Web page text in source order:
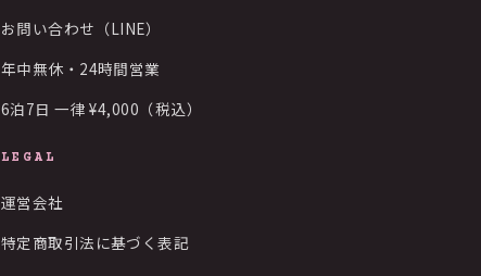
お問い合わせ（LINE）
年中無休・24時間営業
6泊7日 一律 ¥4,000（税込）
LEGAL
運営会社
特定商取引法に基づく表記